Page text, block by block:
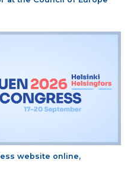
website online,